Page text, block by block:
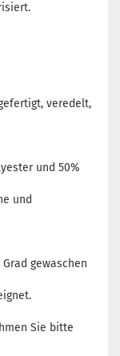
veredelt,
und 50%
und
gewaschen
Sie bitte